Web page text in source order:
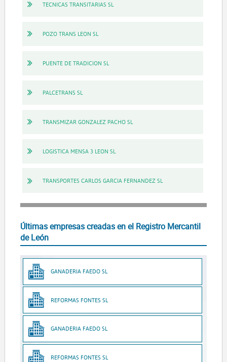
TECNICAS TRANSITARIAS SL
POZO TRANS LEON SL
PUENTE DE TRADICION SL
PALCETRANS SL
TRANSMIZAR GONZALEZ PACHO SL
LOGISTICA MENSA 3 LEON SL
TRANSPORTES CARLOS GARCIA FERNANDEZ SL
Últimas empresas creadas en el Registro Mercantil
de León
GANADERIA FAEDO SL
REFORMAS FONTES SL
GANADERIA FAEDO SL
REFORMAS FONTES SL